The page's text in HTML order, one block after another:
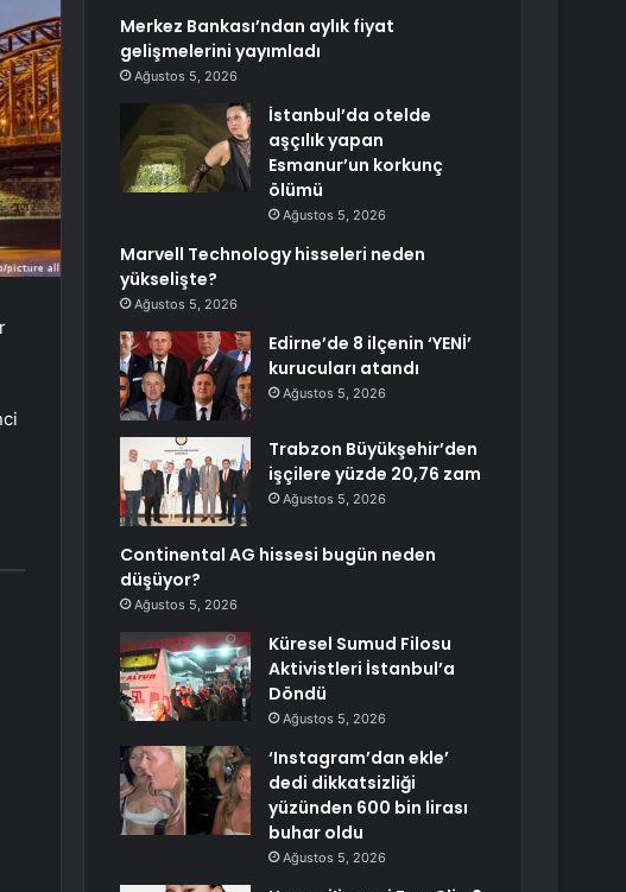
Merkez Bankası’ndan aylık fiyat
gelişmelerini yayımladı
Ağustos 5, 2026
İstanbul’da otelde
aşçılık yapan
Esmanur’un korkunç
ölümü
Ağustos 5, 2026
Marvell Technology hisseleri neden
yükselişte?
Ağustos 5, 2026
Edirne’de 8 ilçenin ‘YENİ’
kurucuları atandı
Ağustos 5, 2026
Trabzon Büyükşehir’den
işçilere yüzde 20,76 zam
Ağustos 5, 2026
Continental AG hissesi bugün neden
düşüyor?
Ağustos 5, 2026
Küresel Sumud Filosu
Aktivistleri İstanbul’a
Döndü
Ağustos 5, 2026
‘Instagram’dan ekle’
dedi dikkatsizliği
yüzünden 600 bin lirası
buhar oldu
Ağustos 5, 2026